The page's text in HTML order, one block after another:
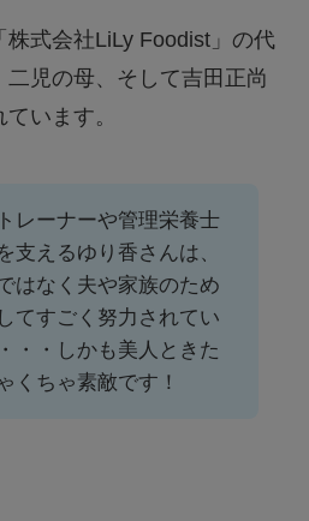
株式会社LiLy Foodist」の代
児の母、そして吉田正尚
います。
レーナーや管理栄養士
支えるゆり香さんは、
はなく夫や家族のため
てすごく努力されてい
・・しかも美人ときた
くちゃ素敵です！